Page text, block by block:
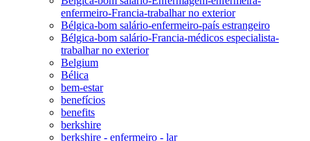
enfermeiro-Francia-trabalhar no exterior
Bélgica-bom salário-enfermeiro-país estrangeiro
Bélgica-bom salário-Francia-médicos especialista-
trabalhar no exterior
Belgium
Bélica
bem-estar
benefícios
benefits
berkshire
berkshire - enfermeiro - lar